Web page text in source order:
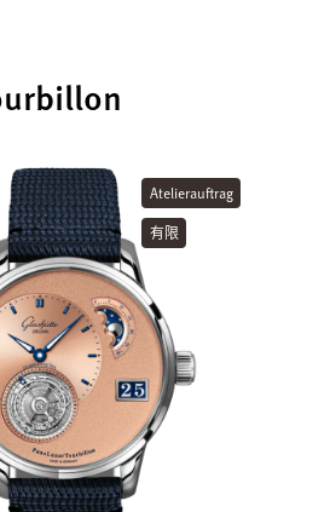
室
Deutsch
關閉選單
Atelierauftrag
有限